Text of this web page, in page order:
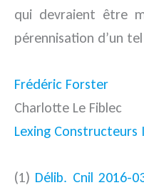
qui devraient être
pérennisation d’un
Frédéric Forster
Charlotte Le Fiblec
Lexing
(1) Délib. Cnil 2016-